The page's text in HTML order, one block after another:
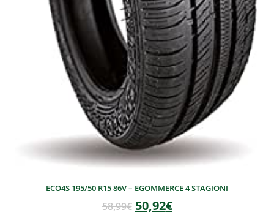
ECO4S 195/50 R15 86V – EGOMMERCE 4 STAGIONI
58,99€ 50,92€